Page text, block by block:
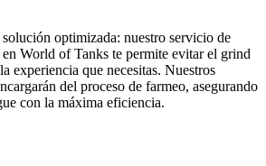
optimizada: nuestro servicio de
World of Tanks te permite evitar el grind
experiencia que necesitas. Nuestros
del proceso de farmeo, asegurando
con la máxima eficiencia.